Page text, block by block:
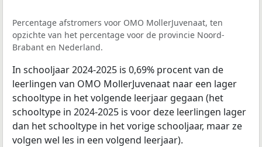
Percentage afstromers voor OMO MollerJuvenaat, ten
opzichte van het percentage voor de provincie Noord-
Brabant en Nederland.
In schooljaar 2024-2025 is 0,69% procent van de
leerlingen van OMO MollerJuvenaat naar een lager
schooltype in het volgende leerjaar gegaan (het
schooltype in 2024-2025 is voor deze leerlingen lager
dan het schooltype in het vorige schooljaar, maar ze
volgen wel les in een volgend leerjaar).